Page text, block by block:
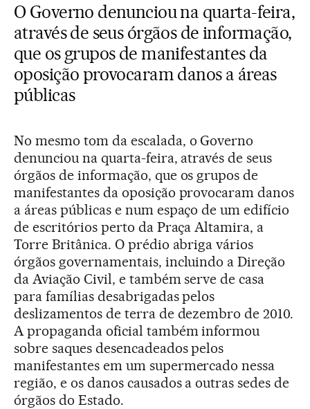
O Governo denunciou na quarta-feira,
através de seus órgãos de informação,
que os grupos de manifestantes da
oposição provocaram danos a áreas
públicas
No mesmo tom da escalada, o Governo
denunciou na quarta-feira, através de seus
órgãos de informação, que os grupos de
manifestantes da oposição provocaram danos
a áreas públicas e num espaço de um edifício
de escritórios perto da Praça Altamira, a
Torre Britânica. O prédio abriga vários
órgãos governamentais, incluindo a Direção
da Aviação Civil, e também serve de casa
para famílias desabrigadas pelos
deslizamentos de terra de dezembro de 2010.
A propaganda oficial também informou
sobre saques desencadeados pelos
manifestantes em um supermercado nessa
região, e os danos causados a outras sedes de
órgãos do Estado.